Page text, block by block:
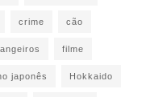
crime cão
filme
japonês Hokkaido